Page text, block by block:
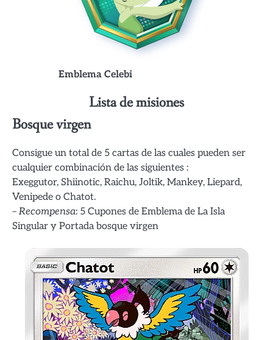
Emblema Celebi
Lista de misiones
Bosque virgen
Consigue un total de 5 cartas de las cuales pueden ser
cualquier combinación de las siguientes :
Exeggutor, Shiinotic, Raichu, Joltik, Mankey, Liepard,
Venipede o Chatot.
– Recompensa: 5 Cupones de Emblema de La Isla
Singular y Portada bosque virgen